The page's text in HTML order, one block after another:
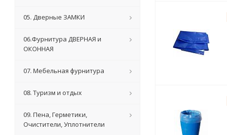
05. Дверные ЗАМКИ
06.Фурнитура ДВЕРНАЯ и
ОКОННАЯ
07. Мебельная фурнитура
08. Туризм и отдых
09. Пена, Герметики,
Очистители, Уплотнители